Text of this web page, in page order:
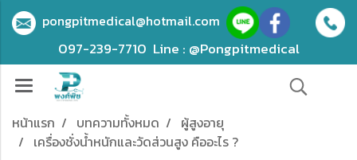
pongpitmedical@hotmail.com
097-239-7710 Line : @Pongpitmedical
หน้าแรก บทความทั้งหมด
ผู้สูงอายุ
เครื่องชั่งน้ำหนักและวัดส่วนสูง คืออะไร ?